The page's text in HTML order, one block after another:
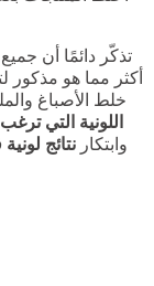
أكثر مما هو مذكور
خلط الأصباغ
اللونية التي ترغب
وابتكار نتائج